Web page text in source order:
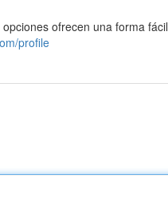
ofrecen una forma fácil
profile